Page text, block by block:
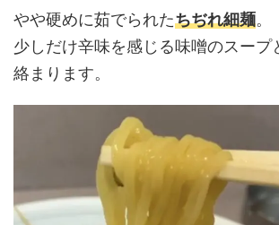
やや硬めに茹でられたちぢれ細麺。
少しだけ辛味を感じる味噌のスープ
絡まります。